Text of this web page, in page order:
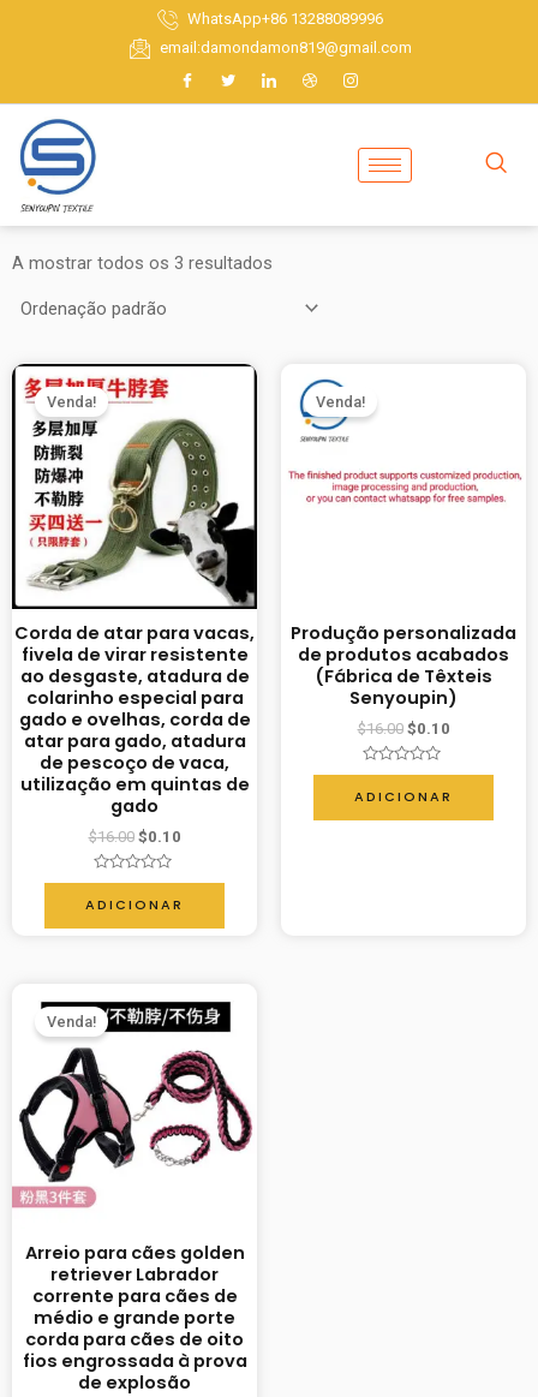
conteúdo
WhatsApp+86 13288089996
email:damondamon819@gmail.com
A mostrar todos os 3 resultados
Venda!
Corda de atar para vacas,
fivela de virar resistente
ao desgaste, atadura de
colarinho especial para
gado e ovelhas, corda de
atar para gado, atadura
de pescoço de vaca,
utilização em quintas de
gado
$16.00 $0.10
Avaliação
0
de
5
ADICIONAR
Venda!
Produção personalizada
de produtos acabados
(Fábrica de Têxteis
Senyoupin)
$16.00 $0.10
Avaliação
0
de
5
ADICIONAR
Venda!
Arreio para cães golden
retriever Labrador
corrente para cães de
médio e grande porte
corda para cães de oito
fios engrossada à prova
de explosão